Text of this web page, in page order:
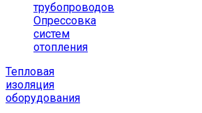
трубопроводов
Опрессовка
систем
отопления
Тепловая
изоляция
оборудования